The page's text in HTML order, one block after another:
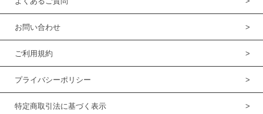
お問い合わせ
ご利用規約
プライバシーポリシー
特定商取引法に基づく表示